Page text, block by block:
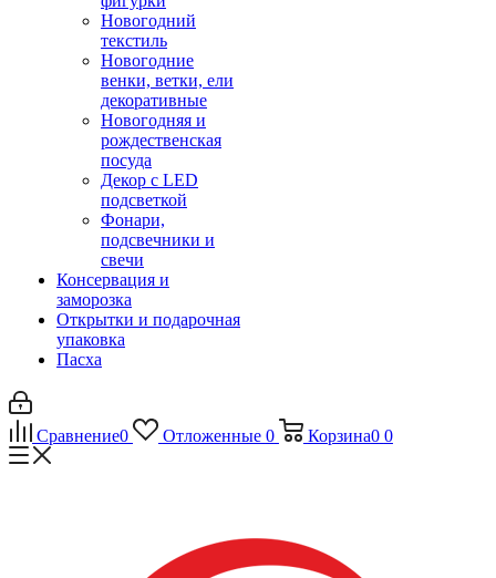
Новогодний
текстиль
Новогодние
венки, ветки, ели
декоративные
Новогодняя и
рождественская
посуда
Декор с LED
подсветкой
Фонари,
подсвечники и
свечи
Консервация и
заморозка
Открытки и подарочная
упаковка
Пасха
Сравнение0 Отложенные 0 Корзина0 0